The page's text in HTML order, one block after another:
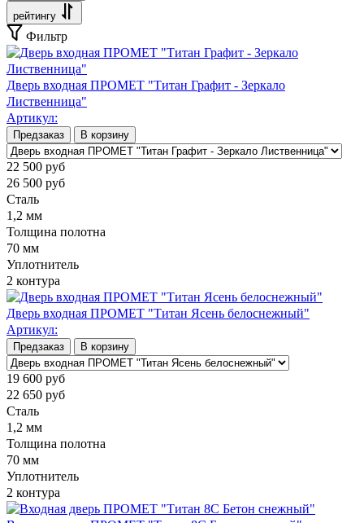
рейтингу
Фильтр
Дверь входная ПРОМЕТ "Титан Графит - Зеркало
Лиственница"
Артикул:
Предзаказ В корзину
22 500 руб
26 500 руб
Сталь
1,2 мм
Толщина полотна
70 мм
Уплотнитель
2 контура
Дверь входная ПРОМЕТ "Титан Ясень белоснежный"
Артикул:
Предзаказ В корзину
19 600 руб
22 650 руб
Сталь
1,2 мм
Толщина полотна
70 мм
Уплотнитель
2 контура